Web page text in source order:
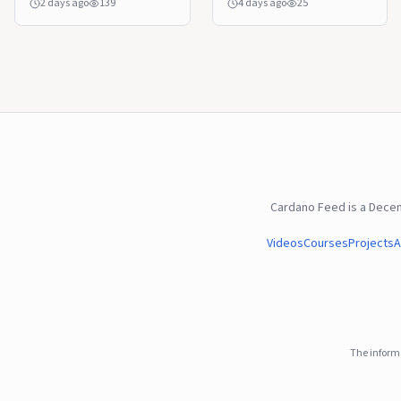
cambio se realizó en el
2 days ago 139
observar en la 1ra semana
4 days ago 25
Cardano Feed is a
VideosCoursesProjects
The